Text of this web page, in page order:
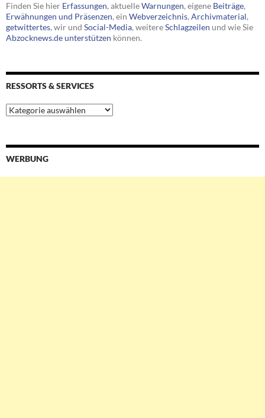
Finden Sie hier Erfassungen, aktuelleWarnungen, eigene Beiträge,
Erwähnungen und Präsenzen, ein Webverzeichnis, Archivmaterial,
getwittertes, wir und Social-Media, weitereSchlagzeilen und wie Sie
Abzocknews.de unterstützen können.
RESSORTS & SERVICES
Ressorts
&
WERBUNG